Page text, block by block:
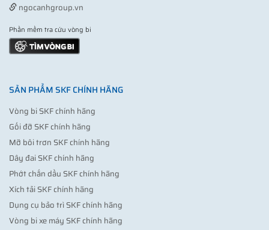
ngocanhgroup.vn
Phần mềm tra cứu vòng bi
SẢN PHẨM SKF CHÍNH HÃNG
Vòng bi SKF chính hãng
Gối đỡ SKF chính hãng
Mỡ bôi trơn SKF chính hãng
Dây đai SKF chính hãng
Phớt chắn dầu SKF chính hãng
Xích tải SKF chính hãng
Dụng cụ bảo trì SKF chính hãng
Vòng bi xe máy SKF chính hãng